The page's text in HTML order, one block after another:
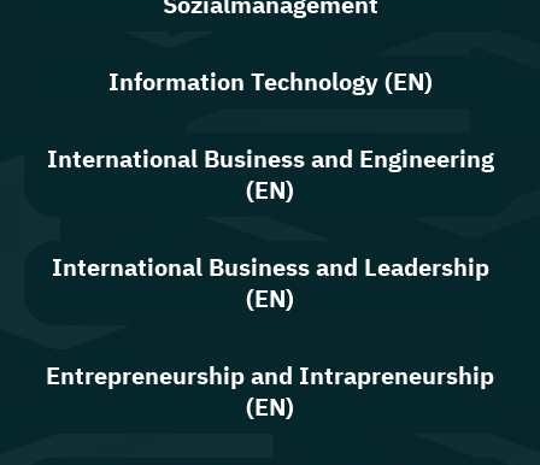
Information Technology (EN)
International Business and Engineering
(EN)
International Business and Leadership
(EN)
Entrepreneurship and Intrapreneurship
(EN)